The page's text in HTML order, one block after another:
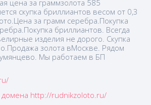
цена за граммзолота 585
скупка бриллиантов весом от 0,3
за грамм серебра.Покупка
бриллиантов. Всегда
изделия не дорого. Скупка
золота вМоскве. Рядом
Мы работаем в БП